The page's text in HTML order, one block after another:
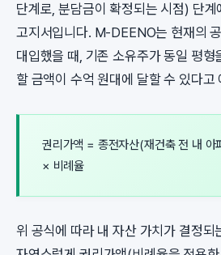
단계로, 분담금이 확정되는 시점) 단계
고지서입니다. M-DEENO는 현재의
대입했을 때, 기존 소유주가 동일 평형
할 금액이 수억 원대에 달할 수 있다고
권리가액 = 종전자산(재건축 전 내 아
× 비례율
위 공식에 따라 내 자산 가치가 결정되